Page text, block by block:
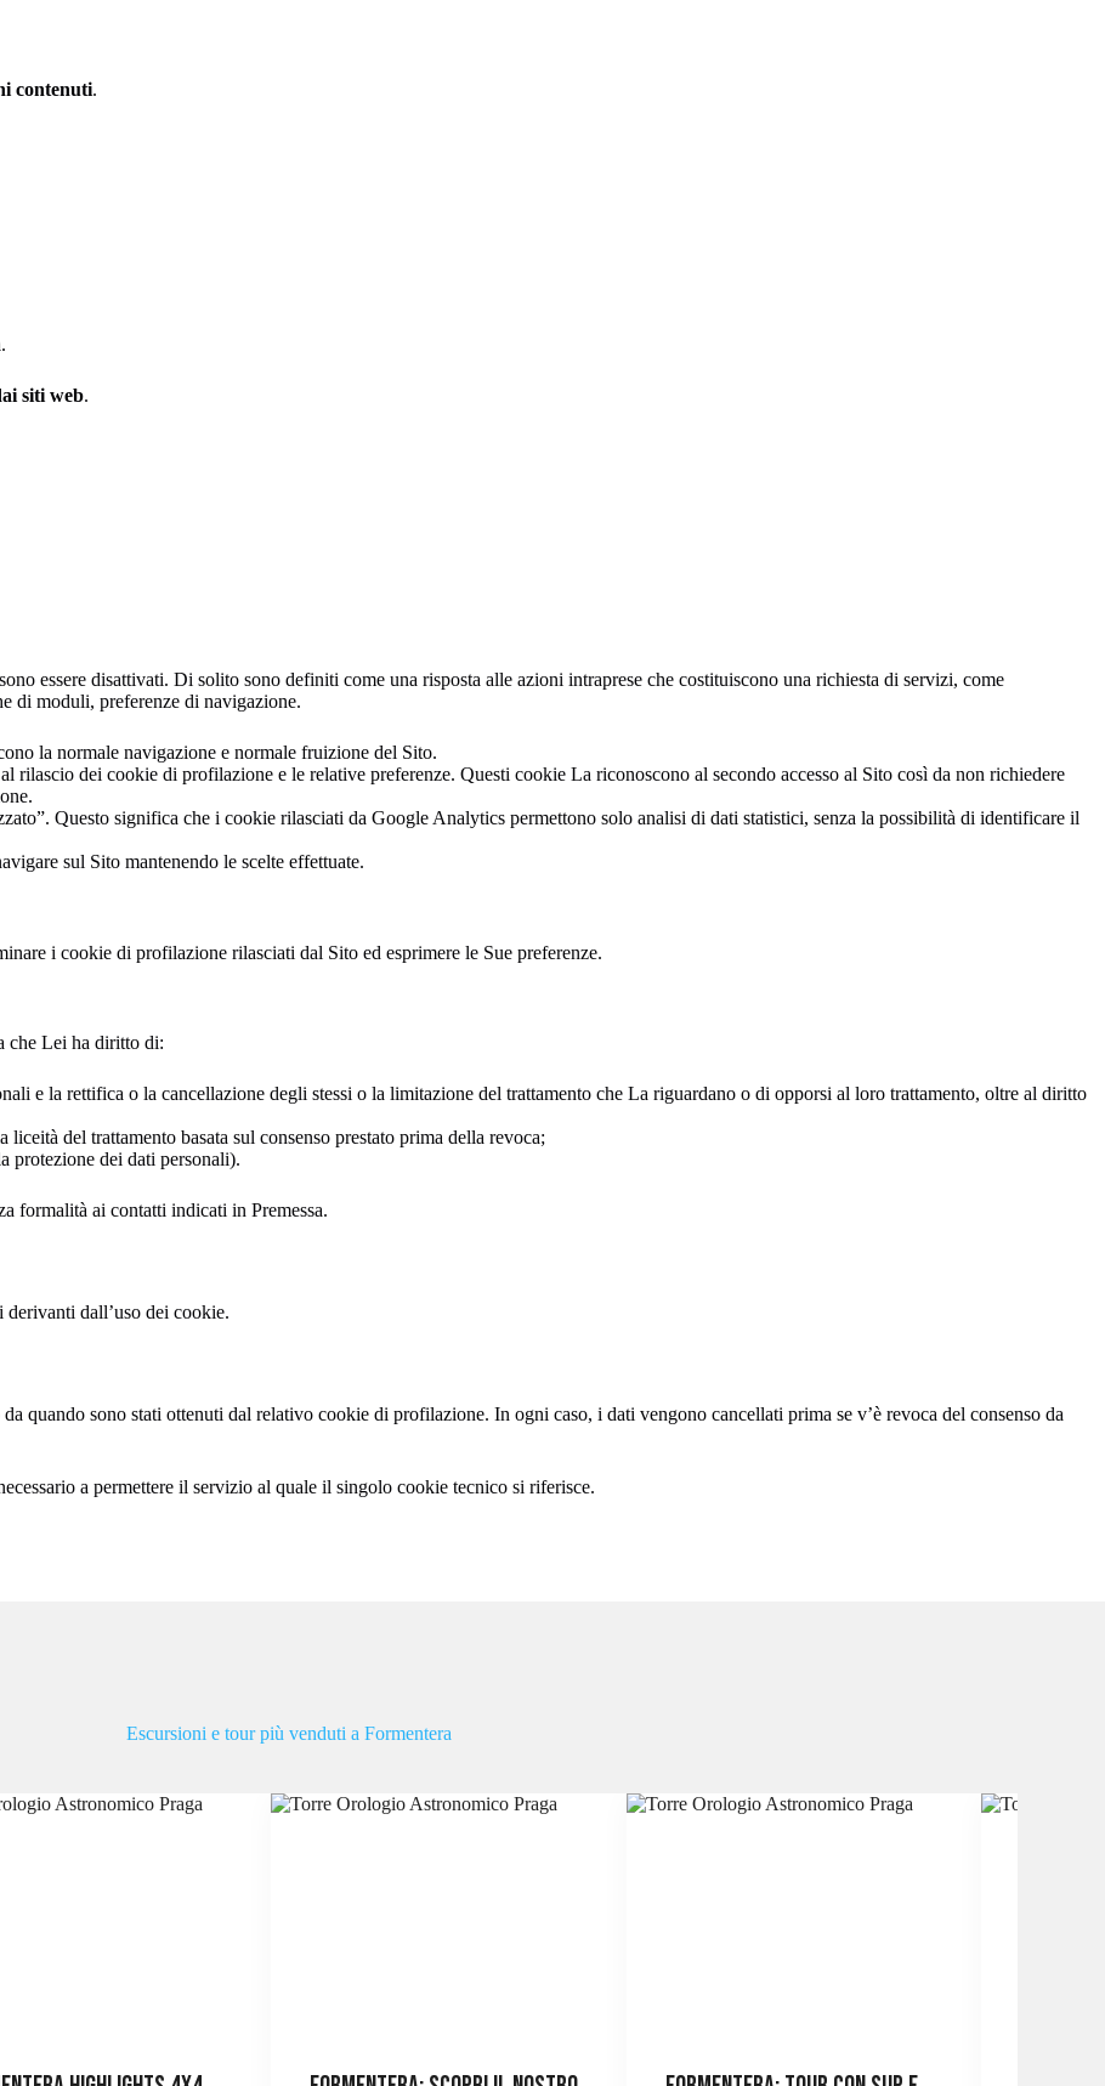
contenuti.
.
siti web.
essere disattivati. Di solito sono definiti come una risposta alle azioni intraprese che costituiscono una richiesta di servizi, come
di moduli, preferenze di navigazione.
la normale navigazione e normale fruizione del Sito.
rilascio dei cookie di profilazione e le relative preferenze. Questi cookie La riconoscono al secondo accesso al Sito così da non richiedere
Questo significa che i cookie rilasciati da Google Analytics permettono solo analisi di dati statistici, senza la possibilità di identificare il
sul Sito mantenendo le scelte effettuate.
i cookie di profilazione rilasciati dal Sito ed esprimere le Sue preferenze.
che Lei ha diritto di:
e la rettifica o la cancellazione degli stessi o la limitazione del trattamento che La riguardano o di opporsi al loro trattamento, oltre al diritto
del trattamento basata sul consenso prestato prima della revoca;
protezione dei dati personali).
formalità ai contatti indicati in Premessa.
dall’uso dei cookie.
quando sono stati ottenuti dal relativo cookie di profilazione. In ogni caso, i dati vengono cancellati prima se v’è revoca del consenso da
a permettere il servizio al quale il singolo cookie tecnico si riferisce.
Escursioni e tour più venduti a Formentera